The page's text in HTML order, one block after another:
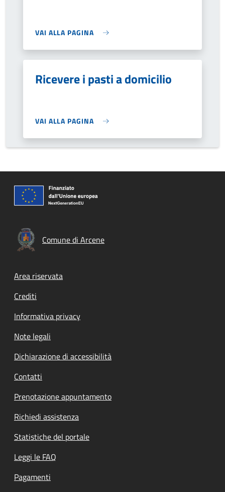
VAI ALLA PAGINA
Ricevere i pasti a domicilio
VAI ALLA PAGINA
Comune di Arcene
Footer menu
Area riservata
Crediti
Informativa privacy
Note legali
Dichiarazione di accessibilità
Contatti
Prenotazione appuntamento
Richiedi assistenza
Statistiche del portale
Leggi le FAQ
Pagamenti